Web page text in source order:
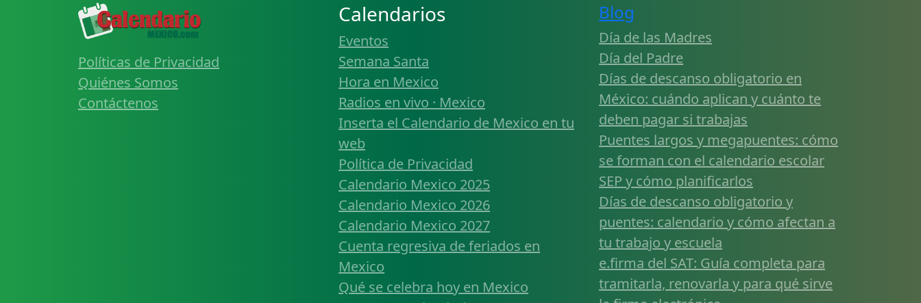
Políticas de Privacidad
Quiénes Somos
Contáctenos
Calendarios
Eventos
Semana Santa
Hora en Mexico
Radios en vivo · Mexico
Inserta el Calendario de Mexico en tu
web
Política de Privacidad
Calendario Mexico 2025
Calendario Mexico 2026
Calendario Mexico 2027
Cuenta regresiva de feriados en
Mexico
Qué se celebra hoy en Mexico
Blog
Día de las Madres
Día del Padre
Días de descanso obligatorio en
México: cuándo aplican y cuánto te
deben pagar si trabajas
Puentes largos y megapuentes: cómo
se forman con el calendario escolar
SEP y cómo planificarlos
Días de descanso obligatorio y
puentes: calendario y cómo afectan a
tu trabajo y escuela
e.firma del SAT: Guía completa para
tramitarla, renovarla y para qué sirve